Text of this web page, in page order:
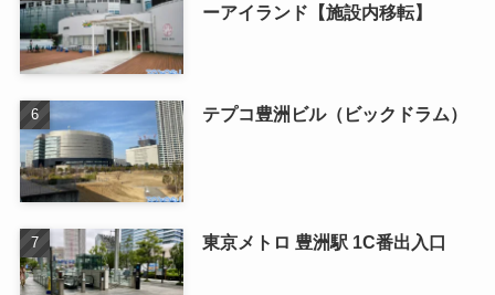
ーアイランド【施設内移転】
テプコ豊洲ビル（ビックドラム）
東京メトロ 豊洲駅 1C番出入口